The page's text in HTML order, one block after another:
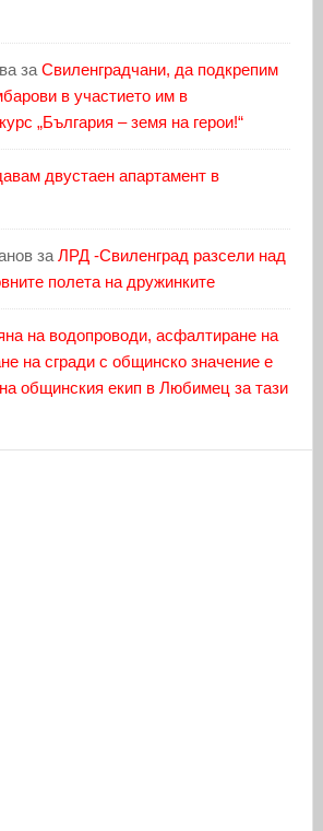
за Свиленградчани, да подкрепим
в участието им в
„България – земя на герои!“
двустаен апартамент в
за ЛРД -Свиленград разсели над
полета на дружинките
на водопроводи, асфалтиране на
на сгради с общинско значение е
общинския екип в Любимец за тази